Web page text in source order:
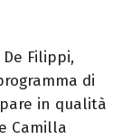
Filippi,
di
in qualità
Camilla